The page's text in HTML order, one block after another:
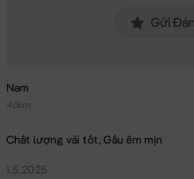
Gửi
Nam
40cm
Chất lượng vải tốt, Gấu êm mịn
1.5.2025